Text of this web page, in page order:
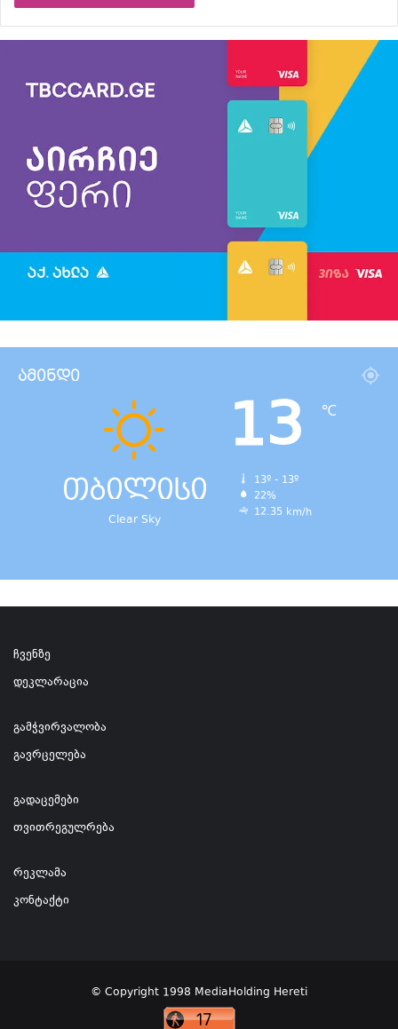
ამინდი
თბილისი
Clear Sky
13 ℃
13º - 13º
22%
12.35 km/h
ჩვენზე
დეკლარაცია
გამჭვირვალობა
გავრცელება
გადაცემები
თვითრეგულრება
რეკლამა
კონტაქტი
© Copyright 1998 MediaHolding Hereti